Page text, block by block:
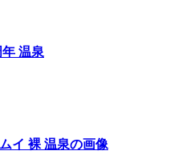
年 温泉
イ 裸 温泉の画像